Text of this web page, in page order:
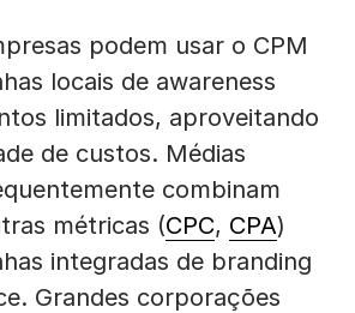
podem usar o CPM
locais de awareness
limitados, aproveitando
de custos. Médias
combinam
métricas (CPC, CPA)
integradas de branding
Grandes corporações